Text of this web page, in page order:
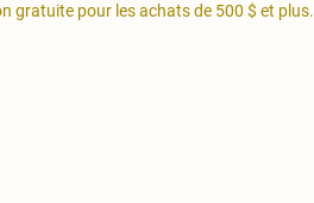
gratuite pour les achats de 500 $ et plus.